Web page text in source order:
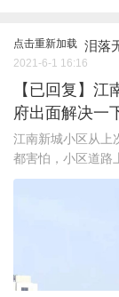
点击重新加载 泪落
2021-6-1 16:16
【已回复】
府出面解决一
江南新城小区从上
都害怕，小区道路